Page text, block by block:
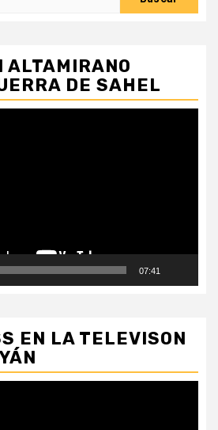
ALTAMIRANO
DE SAHEL
07:41
EN LA TELEVISON